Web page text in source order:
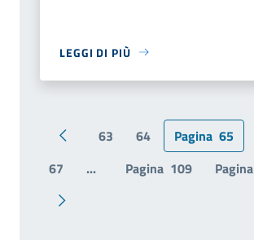
LEGGI DI PIÙ
Pagina precedente
63 64 Pagina 65
67
... Pagina 109 Pagina
Pagina successiva